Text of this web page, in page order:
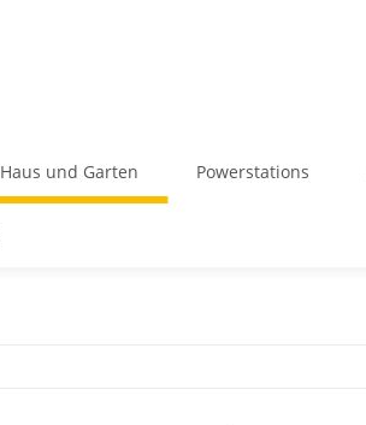
Haus und Garten Powerstations